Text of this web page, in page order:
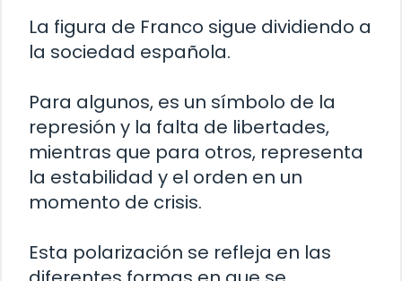
La figura de Franco sigue dividiendo a
la sociedad española.
Para algunos, es un símbolo de la
represión y la falta de libertades,
mientras que para otros, representa
la estabilidad y el orden en un
momento de crisis.
Esta polarización se refleja en las